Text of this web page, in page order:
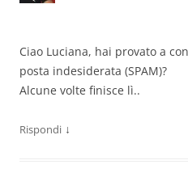
Ciao Luciana, hai provato a
posta indesiderata (SPAM)?
Alcune volte finisce lì..
Rispondi ↓